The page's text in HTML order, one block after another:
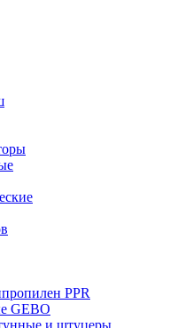
PPR
GEBO
и штуцеры